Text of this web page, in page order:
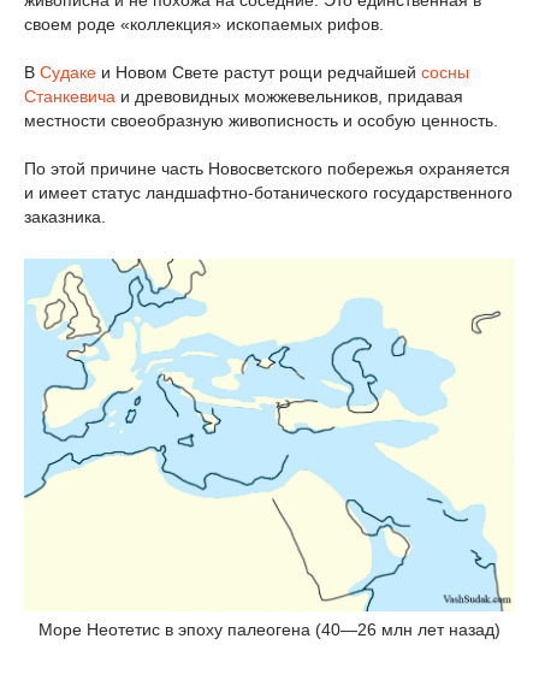
своем роде «коллекция» ископаемых рифов.
В Судаке и Новом Свете растут рощи редчайшей сосны
Станкевича и древовидных можжевельников, придавая
местности своеобразную живописность и особую ценность.
По этой причине часть Новосветского побережья охраняется
и имеет статус ландшафтно-ботанического государственного
заказника.
Море Неотетис в эпоху палеогена (40—26 млн лет назад)